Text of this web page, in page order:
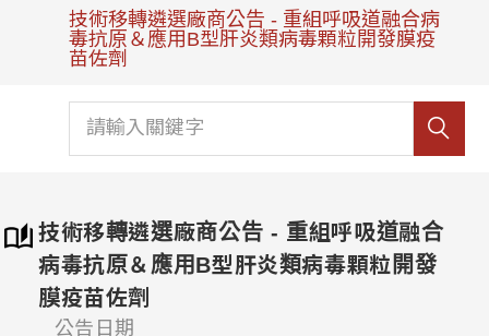
技術移轉遴選廠商公告 - 重組呼吸道融合病
毒抗原＆應用B型肝炎類病毒顆粒開發膜疫
苗佐劑
技術移轉遴選廠商公告 - 重組呼吸道融合
病毒抗原＆應用B型肝炎類病毒顆粒開發
膜疫苗佐劑
公告日期